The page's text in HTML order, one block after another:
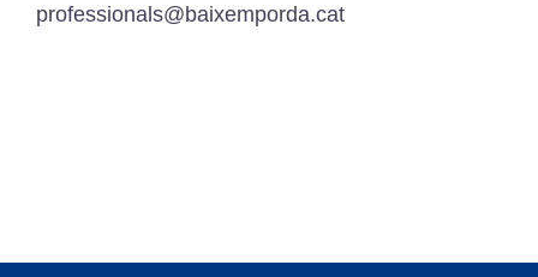
professionals@baixemporda.cat